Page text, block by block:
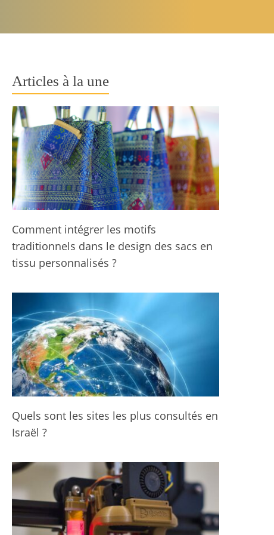
Articles à la une
Comment intégrer les motifs
traditionnels dans le design des sacs en
tissu personnalisés ?
Quels sont les sites les plus consultés en
Israël ?